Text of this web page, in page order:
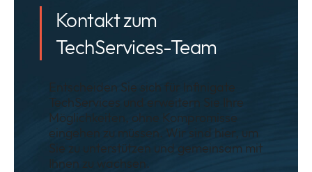
Kontakt zum
TechServices-Team
Entscheiden Sie sich für Infinigate
TechServices und erweitern Sie Ihre
Möglichkeiten, ohne Kompromisse
eingehen zu müssen. Wir sind hier, um
Sie zu unterstützen und gemeinsam mit
Ihnen zu wachsen.